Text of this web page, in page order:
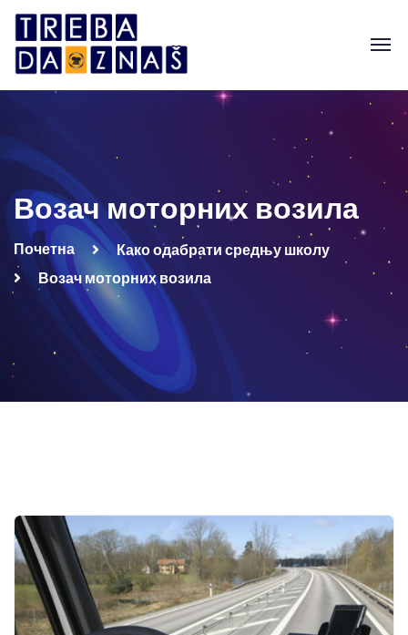
Возач моторних возила
Почетна
Како одабрати средњу школу
Возач моторних возила